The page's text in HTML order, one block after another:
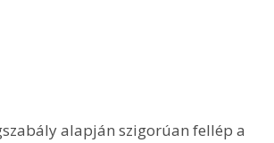
alapján szigorúan fellép a